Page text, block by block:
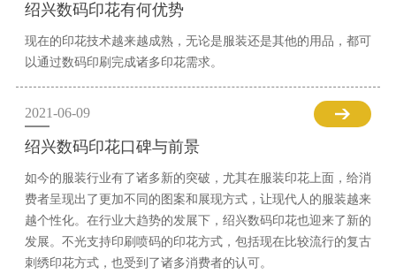
绍兴数码印花有何优势
现在的印花技术越来越成熟，无论是服装还是其他的用品，都可
以通过数码印刷完成诸多印花需求。
2021-06-09
绍兴数码印花口碑与前景
如今的服装行业有了诸多新的突破，尤其在服装印花上面，给消
费者呈现出了更加不同的图案和展现方式，让现代人的服装越来
越个性化。在行业大趋势的发展下，绍兴数码印花也迎来了新的
发展。不光支持印刷喷码的印花方式，包括现在比较流行的复古
刺绣印花方式，也受到了诸多消费者的认可。